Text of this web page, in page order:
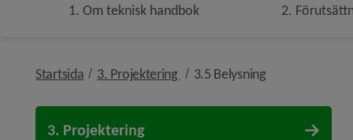
1. Om teknisk handbok 2.
Startsida 3. Projektering nivå i brödsmulenavigeringen
3.5 Belysningnivå i
3. Projektering